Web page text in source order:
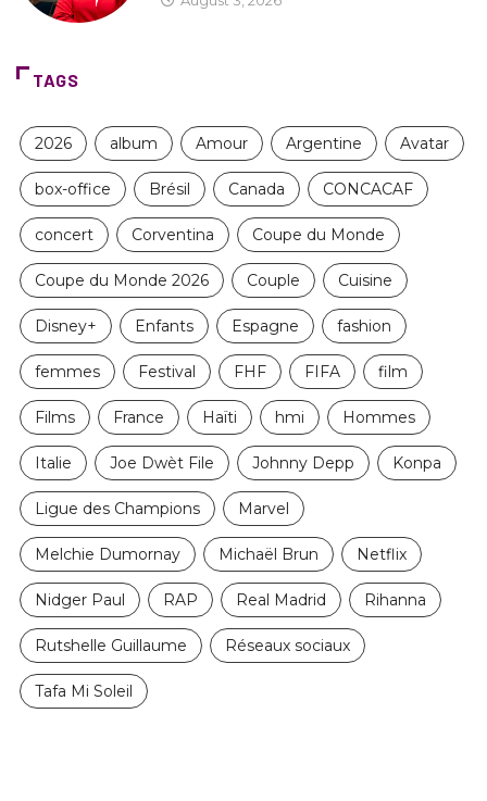
TAGS
2026 album Amour Argentine Avatar
box-office Brésil Canada CONCACAF
concert Corventina Coupe du Monde
Coupe du Monde 2026 Couple Cuisine
Disney+ Enfants Espagne fashion
femmes Festival FHF FIFA film
Films France Haïti hmi Hommes
Italie Joe Dwèt File Johnny Depp Konpa
Ligue des Champions Marvel
Melchie Dumornay Michaël Brun Netflix
Nidger Paul RAP Real Madrid Rihanna
Rutshelle Guillaume Réseaux sociaux
Tafa Mi Soleil